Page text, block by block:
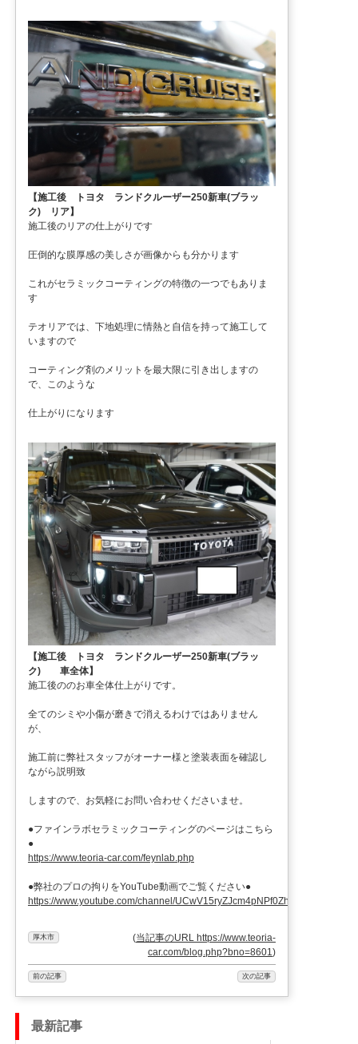
【施工後 トヨタ ランドクルーザー250新車(ブラッ
ク) リア】
施工後のリアの仕上がりです
圧倒的な膜厚感の美しさが画像からも分かります
これがセラミックコーティングの特徴の一つでもありま
す
テオリアでは、下地処理に情熱と自信を持って施工して
いますので
コーティング剤のメリットを最大限に引き出しますの
で、このような
仕上がりになります
【施工後 トヨタ ランドクルーザー250新車(ブラッ
ク) 車全体】
施工後ののお車全体仕上がりです。
全てのシミや小傷が磨きで消えるわけではありません
が、
施工前に弊社スタッフがオーナー様と塗装表面を確認し
ながら説明致
しますので、お気軽にお問い合わせくださいませ。
●ファインラボセラミックコーティングのページはこちら
●
https://www.teoria-car.com/feynlab.php
●弊社のプロの拘りをYouTube動画でご覧ください●
https://www.youtube.com/channel/UCwV15ryZJcm4pNPf0ZhXu9g
厚木市 (当記事のURL https://www.teoria-
car.com/blog.php?bno=8601)
前の記事 次の記事
最新記事